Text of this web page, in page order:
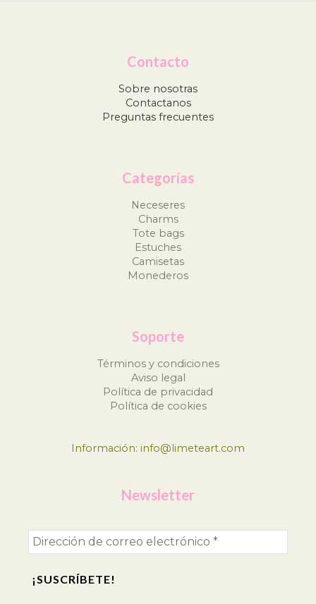
Contacto
Sobre nosotras
Contactanos
Preguntas frecuentes
Categorías
Neceseres
Charms
Tote bags
Estuches
Camisetas
Monederos
Soporte
Términos y condiciones
Aviso legal
Política de privacidad
Política de cookies
Información: info@limeteart.com
Newsletter